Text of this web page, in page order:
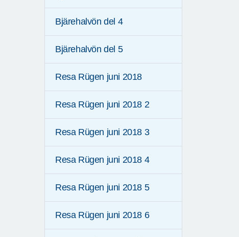
Bjärehalvön del 4
Bjärehalvön del 5
Resa Rügen juni 2018
Resa Rügen juni 2018 2
Resa Rügen juni 2018 3
Resa Rügen juni 2018 4
Resa Rügen juni 2018 5
Resa Rügen juni 2018 6